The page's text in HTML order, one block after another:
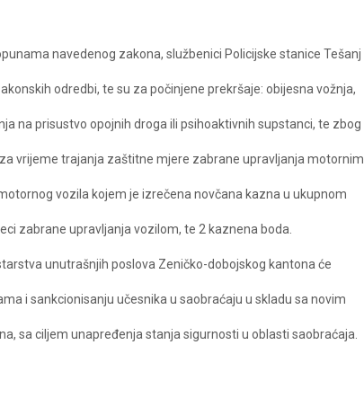
navedenog zakona, službenici Policijske stanice Tešanj
odredbi, te su za počinjene prekršaje: obijesna vožnja,
na prisustvo opojnih droga ili psihoaktivnih supstanci, te zbog
vrijeme trajanja zaštitne mjere zabrane upravljanja motornim
vozila kojem je izrečena novčana kazna u ukupnom
zabrane upravljanja vozilom, te 2 kaznena boda.
unutrašnjih poslova Zeničko-dobojskog kantona će
i sankcionisanju učesnika u saobraćaju u skladu sa novim
sa ciljem unapređenja stanja sigurnosti u oblasti saobraćaja.